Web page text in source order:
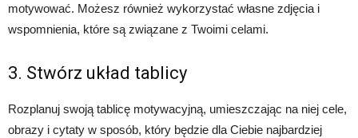
motywować. Możesz również wykorzystać własne zdjęcia i
wspomnienia, które są związane z Twoimi celami.
3. Stwórz układ tablicy
Rozplanuj swoją tablicę motywacyjną, umieszczając na niej cele,
obrazy i cytaty w sposób, który będzie dla Ciebie najbardziej